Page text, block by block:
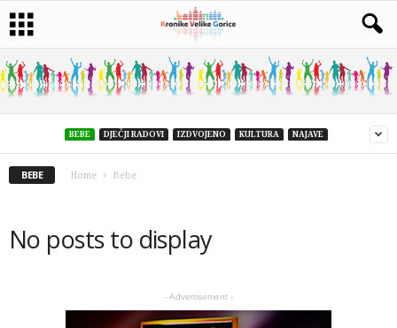
BEBE DJEČJI RADOVI IZDVOJENO KULTURA NAJAVE
BEBE Home Bebe
No posts to display
- Advertisement -